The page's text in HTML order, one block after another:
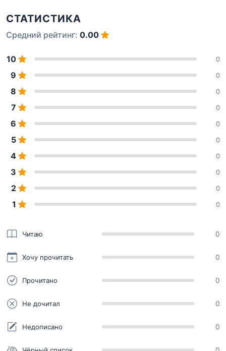
СТАТИСТИКА
Средний рейтинг: 0.00
10 0
9 0
8 0
7 0
6 0
5 0
4 0
3 0
2 0
1 0
Читаю 0
Хочу прочитать 0
Прочитано 0
Не дочитал 0
Недописано 0